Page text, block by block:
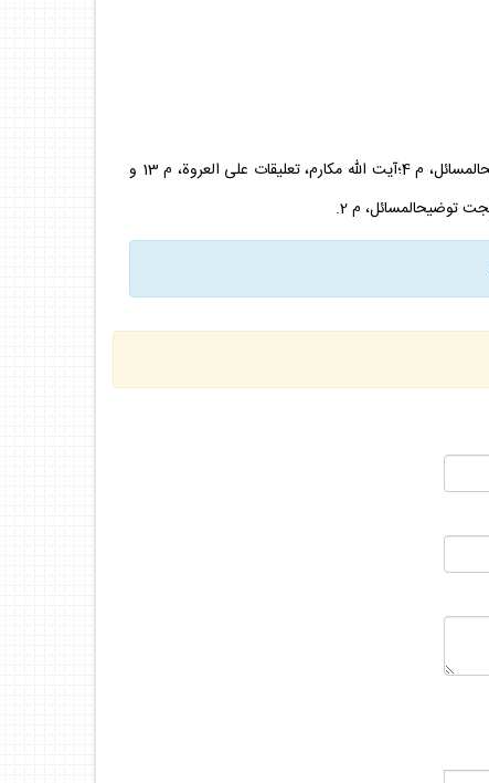
آيت الله تبريزى، التعليقة على منهاج‏الصالحين، م 8؛ امام، تحريرالوسيلة، ج 1 م 5؛آيت الله نورى، تعليقات على‏العروة، م 13؛آيت الله صافى، توضيح‏المسائل، م 4؛آيت الله مكارم، تعليقات على العروة، م 13 و